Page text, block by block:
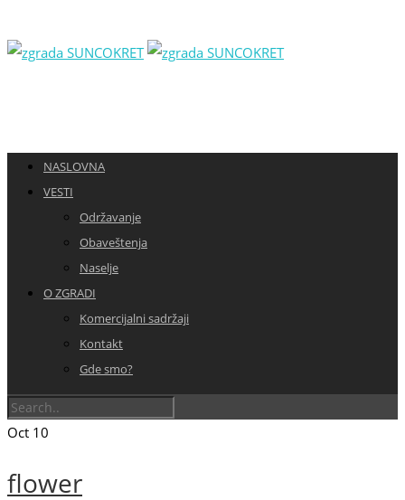
NASLOVNA
VESTI
Održavanje
Obaveštenja
Naselje
O ZGRADI
Komercijalni sadržaji
Kontakt
Gde smo?
Oct 10
flower